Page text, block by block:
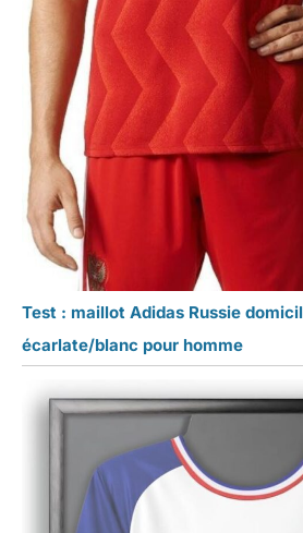
Test : maillot Adidas Russie
écarlate/blanc pour homme